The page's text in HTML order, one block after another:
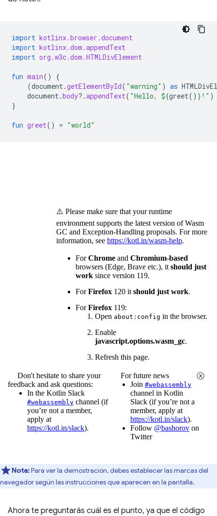
import kotlinx.browser.document
import kotlinx.dom.appendText
import org.w3c.dom.HTMLDivElement
fun main()
{
(document.getElementById( "warning" ) as
document.body?.appendText( "Hello, ${greet() } !" )
}
fun greet() = "world"
Nota:Para ver la demostración, debes establecer las marcas del
navegador según las instrucciones que aparecen en la pantalla.
Ahora te preguntarás cuál es el punto, ya que el código